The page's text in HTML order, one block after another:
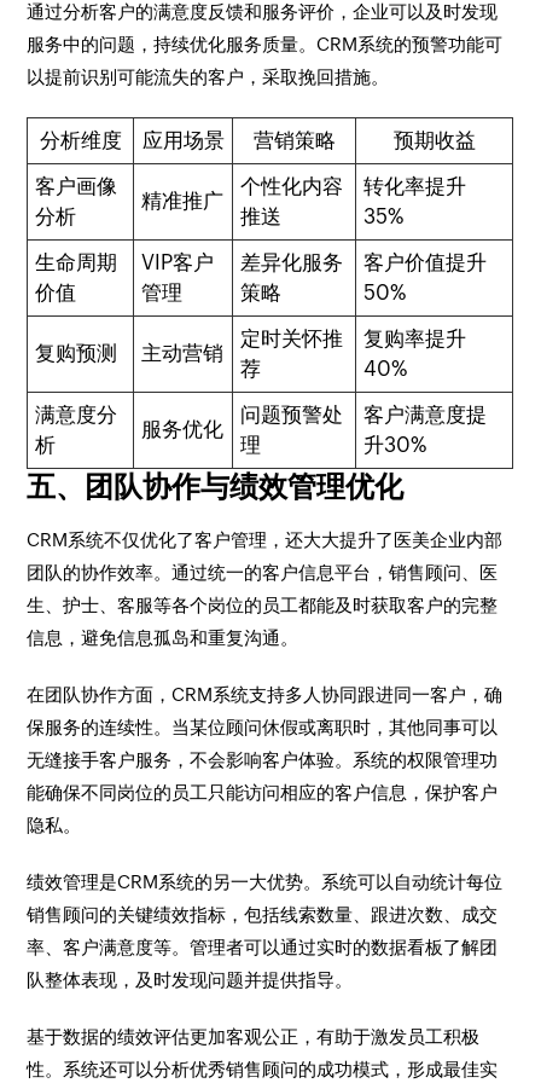
通过分析客户的满意度反馈和服务评价，企业可以及时发现
服务中的问题，持续优化服务质量。CRM系统的预警功能可
以提前识别可能流失的客户，采取挽回措施。
分析维度 应用场景 营销策略
预期收益
客户画像
分析
精准推广
个性化内容
推送
转化率提升
35%
生命周期
价值
VIP客户
管理
差异化服务
策略
客户价值提升
50%
复购预测 主动营销
定时关怀推
荐
复购率提升
40%
满意度分
析
服务优化
问题预警处
理
客户满意度提
升30%
五、团队协作与绩效管理优化
CRM系统不仅优化了客户管理，还大大提升了医美企业内部
团队的协作效率。通过统一的客户信息平台，销售顾问、医
生、护士、客服等各个岗位的员工都能及时获取客户的完整
信息，避免信息孤岛和重复沟通。
在团队协作方面，CRM系统支持多人协同跟进同一客户，确
保服务的连续性。当某位顾问休假或离职时，其他同事可以
无缝接手客户服务，不会影响客户体验。系统的权限管理功
能确保不同岗位的员工只能访问相应的客户信息，保护客户
隐私。
绩效管理是CRM系统的另一大优势。系统可以自动统计每位
销售顾问的关键绩效指标，包括线索数量、跟进次数、成交
率、客户满意度等。管理者可以通过实时的数据看板了解团
队整体表现，及时发现问题并提供指导。
基于数据的绩效评估更加客观公正，有助于激发员工积极
性。系统还可以分析优秀销售顾问的成功模式，形成最佳实